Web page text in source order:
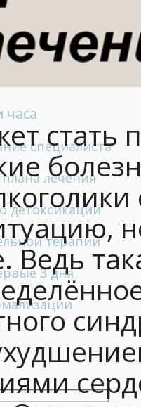
на дом
часа
специалиста
лечения
детоксикации
терапии
3 дня
стать
Ведь